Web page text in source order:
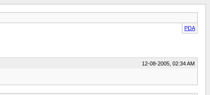
PDA
12-08-2005, 02:34 AM